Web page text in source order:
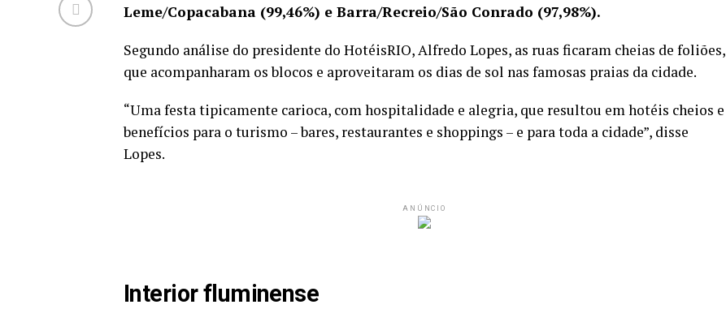
Leme/Copacabana (99,46%) e Barra/Recreio/São Conrado (97,98%).
Segundo análise do presidente do HotéisRIO, Alfredo Lopes, as ruas ficaram cheias de foliões,
que acompanharam os blocos e aproveitaram os dias de sol nas famosas praias da cidade.
“Uma festa tipicamente carioca, com hospitalidade e alegria, que resultou em hotéis cheios e
benefícios para o turismo – bares, restaurantes e shoppings – e para toda a cidade”, disse
Lopes.
ANÚNCIO
Interior fluminense